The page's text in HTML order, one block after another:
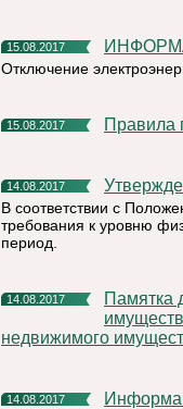
15.08.2017
Отключение
15.08.2017
14.08.2017
В соответствии с
требования к уровню
период.
14.08.2017
Памятка для владельцев заложенных объектов недвижимого
недвижимого
14.08.2017